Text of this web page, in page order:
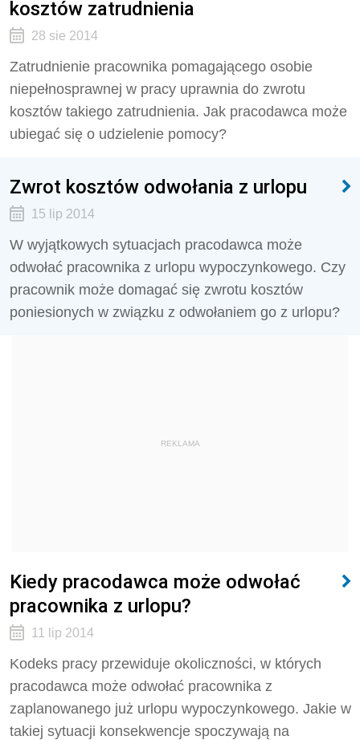
kosztów zatrudnienia
28 sie 2014
Zatrudnienie pracownika pomagającego osobie
niepełnosprawnej w pracy uprawnia do zwrotu
kosztów takiego zatrudnienia. Jak pracodawca może
ubiegać się o udzielenie pomocy?
Zwrot kosztów odwołania z urlopu
15 lip 2014
W wyjątkowych sytuacjach pracodawca może
odwołać pracownika z urlopu wypoczynkowego. Czy
pracownik może domagać się zwrotu kosztów
poniesionych w związku z odwołaniem go z urlopu?
REKLAMA
Kiedy pracodawca może odwołać
pracownika z urlopu?
11 lip 2014
Kodeks pracy przewiduje okoliczności, w których
pracodawca może odwołać pracownika z
zaplanowanego już urlopu wypoczynkowego. Jakie w
takiej sytuacji konsekwencje spoczywają na